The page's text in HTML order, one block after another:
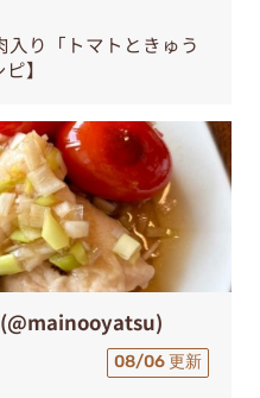
り「トマトときゅう
】
08/06 更新